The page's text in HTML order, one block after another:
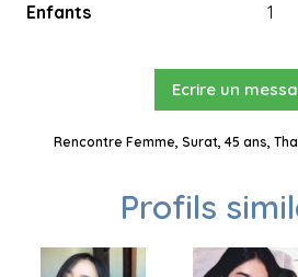
Enfants
1
Ecrire un
Rencontre Femme, Surat, 45 ans,
Profils